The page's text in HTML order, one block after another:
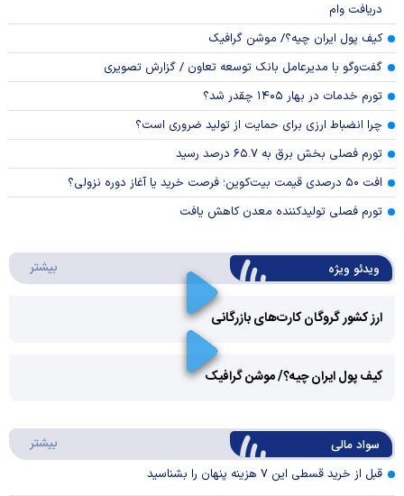
دریافت وام
کیف پول ایران چیه؟/ موشن گرافیک
گفت‌وگو با مدیرعامل بانک توسعه تعاون / گزارش تصویری
تورم خدمات در بهار ۱۴۰۵ چقدر شد؟
چرا انضباط ارزی برای حمایت از تولید ضروری است؟
تورم فصلی بخش برق به ۶۵.۷ درصد رسید
افت ۵۰ درصدی قیمت بیت‌کوین؛ فرصت خرید یا آغاز دوره نزولی؟
تورم فصلی تولیدکننده معدن کاهش یافت
ویدئو ویژه بیشتر
ارز کشور گروگان کارت‌های بازرگانی
Video
کیف پول ایران چیه؟/ موشن گرافیک
سواد مالی بیشتر
قبل از خرید قسطی این ۷ هزینه پنهان را بشناسید